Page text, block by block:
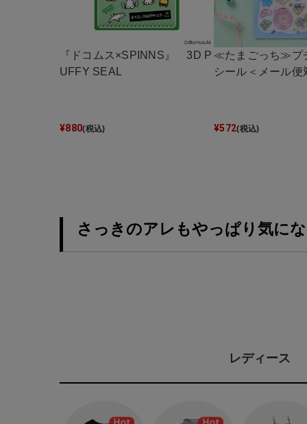
『ドコムス×SPINNS』 3D P
UFFY SEAL
¥880(税込)
≪たまごっち≫プ
シール＜メール便
¥572(税込)
さっきのアレもやっぱり気に
レディース